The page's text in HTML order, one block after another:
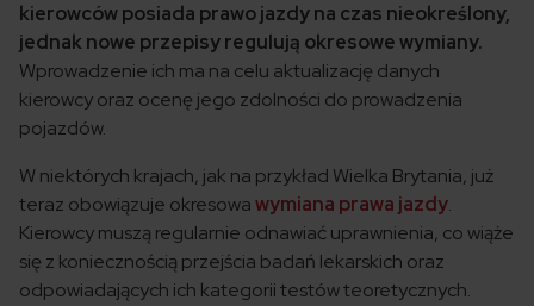
kierowców posiada prawo jazdy na czas nieokreślony,
jednak nowe przepisy regulują okresowe wymiany.
Wprowadzenie ich ma na celu aktualizację danych
kierowcy oraz ocenę jego zdolności do prowadzenia
pojazdów.
W niektórych krajach, jak na przykład Wielka Brytania, już
teraz obowiązuje okresowawymiana prawa jazdy.
Kierowcy muszą regularnie odnawiać uprawnienia, co wiąże
się z koniecznością przejścia badań lekarskich oraz
odpowiadających ich kategorii testów teoretycznych.